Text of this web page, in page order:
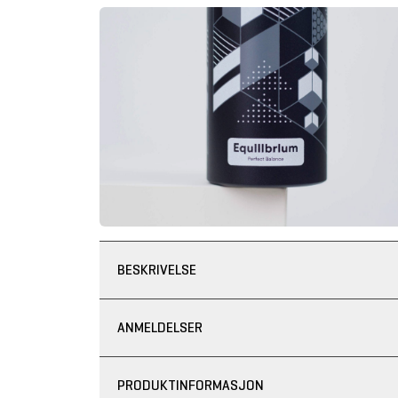
BESKRIVELSE
ANMELDELSER
PRODUKTINFORMASJON